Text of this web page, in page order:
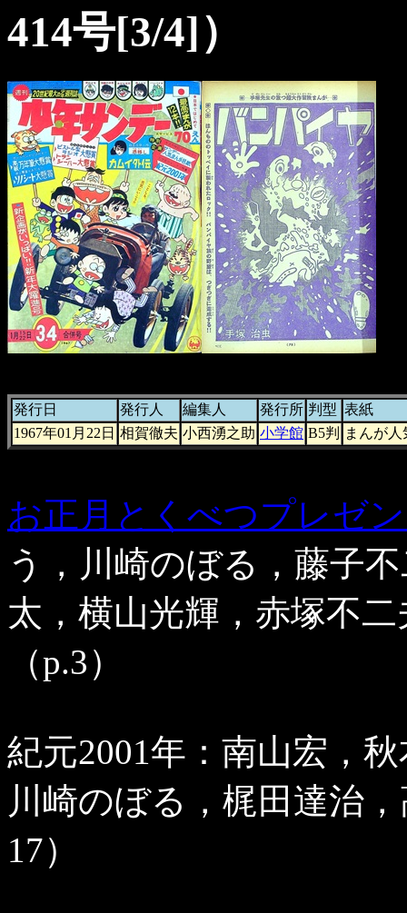
414号[3/4]）
発行日 発行人 編集人 発行所 判型 表紙
1967年01月22日 相賀徹夫 小西湧之助 小学館 B5判 まんが
お正月とくべつプレゼ
う，川崎のぼる，藤子
太，横山光輝，赤塚不
（p.3）
紀元2001年：南山宏，
川崎のぼる，梶田達治
17）